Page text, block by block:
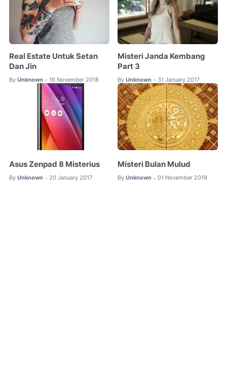
Real Estate Untuk Setan
Dan Jin
By Unknown • 16 November 2018
Misteri Janda Kembang
Part 3
By Unknown • 31 January 2017
Asus Zenpad 8 Misterius
By Unknown • 20 January 2017
Misteri Bulan Mulud
By Unknown • 01 November 2019